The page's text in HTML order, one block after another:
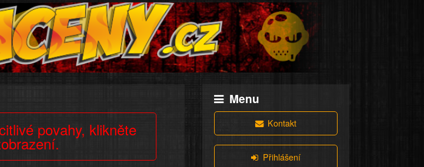
povahy, klikněte
Menu
Kontakt
Přihlášení